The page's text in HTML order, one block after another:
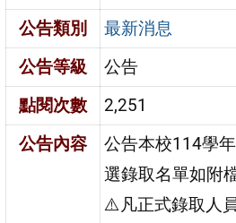
公告類別
最新消息
公告等級
公告
點閱次數
2,251
公告內容
公告本校114學
選錄取名單如附檔
⚠️凡正式錄取人